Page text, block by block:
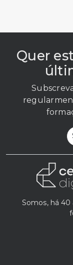
Quer
Somos, há 40